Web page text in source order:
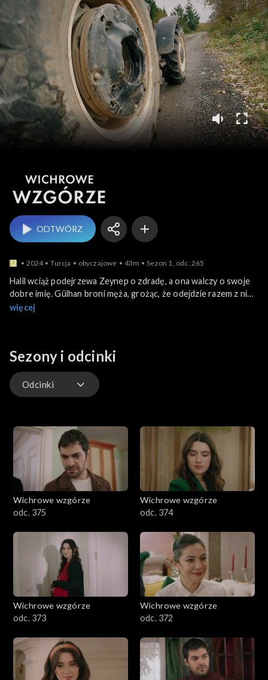
Wichrowe wzgórze
ODTWÓRZ
2024 Turcja obyczajowe 43m Sezon 1, odc. 265
Halil wciąż podejrzewa Zeynep o zdradę, a ona walczy o swoje
dobre imię. Gülhan broni męża, grożąc, że odejdzie razem z nim,
jeśli Halil nie przestanie go krzywdzić. Kymet nieustannie
więcej
Sezony i odcinki
Odcinki
Wichrowe wzgórze
odc. 375
Wichrowe wzgórze
odc. 374
Wichrowe wzgórze
odc. 373
Wichrowe wzgórze
odc. 372